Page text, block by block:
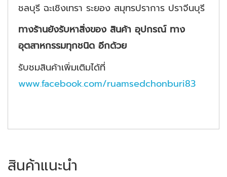
ชลบุรี ฉะเชิงเทรา ระยอง สมุทรปราการ ปราจีนบุรี
ทางร้านยังรับหาสิ่งของ สินค้า อุปกรณ์ ทาง
อุตสาหกรรมทุกชนิด อีกด้วย
รับชมสินค้าเพิ่มเติมได้ที่
www.facebook.com/ruamsedchonburi83
สินค้าแนะนำ